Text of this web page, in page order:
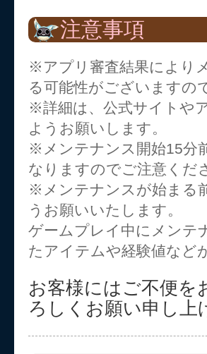
注意事項
※アプリ審査結果により
る可能性がございますの
※詳細は、公式サイトや
ようお願いします。
※メンテナンス開始15分
なりますのでご注意くだ
※メンテナンスが始まる
うお願いいたします。
ゲームプレイ中にメンテ
たアイテムや経験値など
お客様にはご不便を
ろしくお願い申し上